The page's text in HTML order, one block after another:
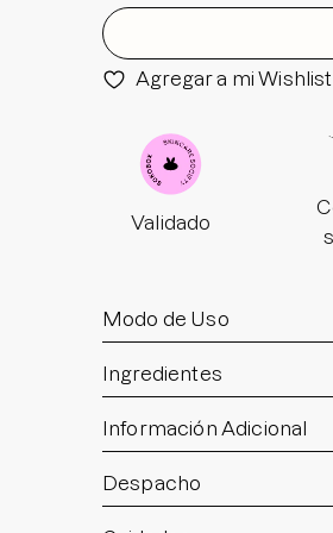
Agregar a mi Wishlist
Validado
Modo de Uso
Ingredientes
Información Adicional
Despacho